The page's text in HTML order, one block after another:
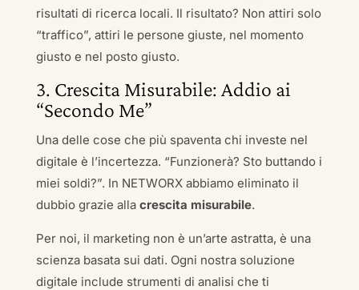
risultati di ricerca locali. Il risultato? Non attiri solo
“traffico”, attiri le persone giuste, nel momento
giusto e nel posto giusto.
3. Crescita Misurabile: Addio ai
“Secondo Me”
Una delle cose che più spaventa chi investe nel
digitale è l’incertezza. “Funzionerà? Sto buttando i
miei soldi?”. In NETWORX abbiamo eliminato il
dubbio grazie alla crescita misurabile.
Per noi, il marketing non è un’arte astratta, è una
scienza basata sui dati. Ogni nostra soluzione
digitale include strumenti di analisi che ti